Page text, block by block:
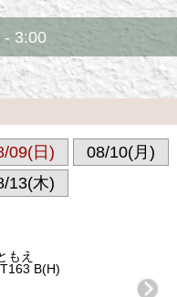
- 3:00
09(日)
08/10(月)
13(木)
もえ
B(H)